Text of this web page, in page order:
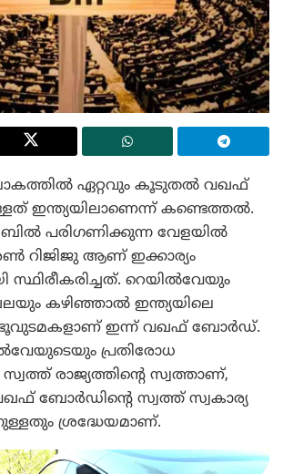
ഏറ്റവും കൂടുതൽ വഖഫ്
ഇന്ത്യയിലാണെന്ന് കണ്ടെത്തൽ.
പരിഗണിക്കുന്ന വേളയിൽ
റിജിജു ആണ് ഇക്കാര്യം
സ്ഥിരീകരിച്ചത്. റെയിൽവേയും
കഴിഞ്ഞാൽ ഇന്ത്യയിലെ
ഭൂവുടമകളാണ് ഇന്ന് വഖഫ് ബോർഡ്.
പ്രതിരോധ
രാജ്യത്തിന്റെ സ്വത്താണ്,
ബോർഡിന്റെ സ്വത്ത് സ്വകാര്യ
ശ്രദ്ധേയമാണ്.